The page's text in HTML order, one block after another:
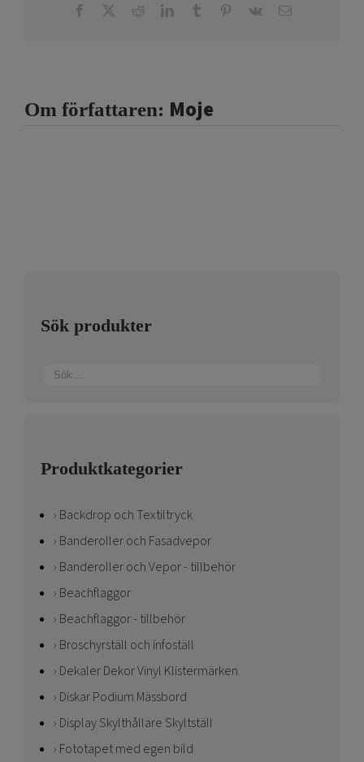
Facebook RedditLinkedInTumblr Pinterest
Vk E-
Om författaren: Moje
Sök produkter
Produktkategorier
Backdrop och Textiltryck
Banderoller och Fasadvepor
Banderoller och Vepor - tillbehör
Beachflaggor
Beachflaggor - tillbehör
Broschyrställ och infoställ
Dekaler Dekor Vinyl Klistermärken
Diskar Podium Mässbord
Display Skylthållare Skyltställ
Fototapet med egen bild